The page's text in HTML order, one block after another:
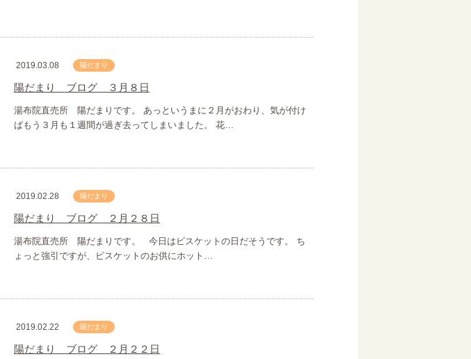
2019.03.08 陽だまり
陽だまり ブログ ３月８日
湯布院直売所 陽だまりです。 あっというまに２月がおわり、気が付け
ばもう３月も１週間が過ぎ去ってしまいました。 花…
2019.02.28 陽だまり
陽だまり ブログ ２月２８日
湯布院直売所 陽だまりです。 今日はビスケットの日だそうです。 ち
ょっと強引ですが、ビスケットのお供にホット…
2019.02.22 陽だまり
陽だまり ブログ ２月２２日